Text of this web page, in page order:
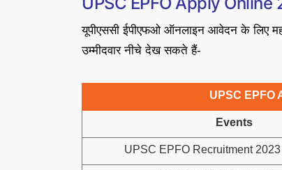
यूपीएससी ईपीएफओ ऑनलाइन आवेदन के लिए
उम्मीदवार नीचे देख सकते हैं-
UPSC EPFO
Events
UPSC EPFO Recruitment